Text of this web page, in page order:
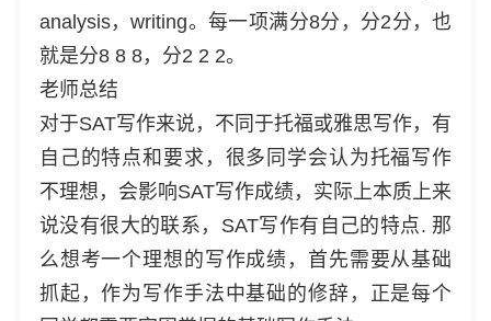
analysis，writing。每一项满分8分，分2分，也
就是分8 8 8，分2 2 2。
老师总结
对于SAT写作来说，不同于托福或雅思写作，有
自己的特点和要求，很多同学会认为托福写作
不理想，会影响SAT写作成绩，实际上本质上来
说没有很大的联系，SAT写作有自己的特点. 那
么想考一个理想的写作成绩，首先需要从基础
抓起，作为写作手法中基础的修辞，正是每个